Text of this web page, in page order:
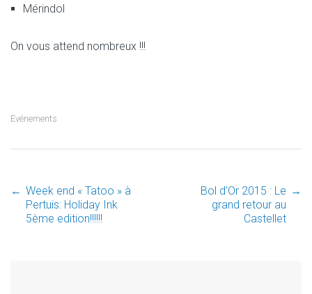
Mérindol
On vous attend nombreux !!!
Evénements
Post
← Week end « Tatoo » à
Pertuis: Holiday Ink
5ème edition!!!!!!
Bol d’Or 2015 : Le
grand retour au
Castellet
→